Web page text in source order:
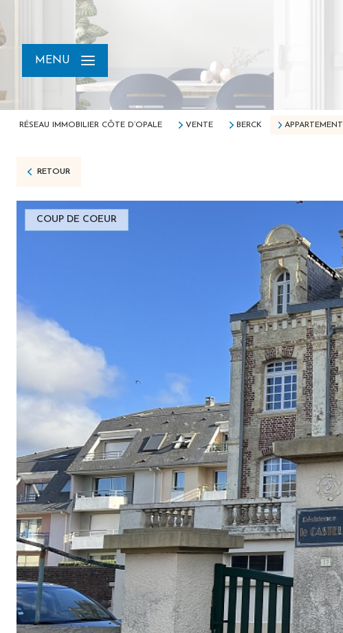
MENU
RÉSEAU IMMOBILIER CÔTE D’OPALE VENTE BERCK APPARTEMENT
RETOUR
COUP DE COEUR